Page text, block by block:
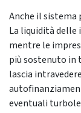
Anche il
La liquidità delle
mentre le
più sostenuto in
lascia
eventuali